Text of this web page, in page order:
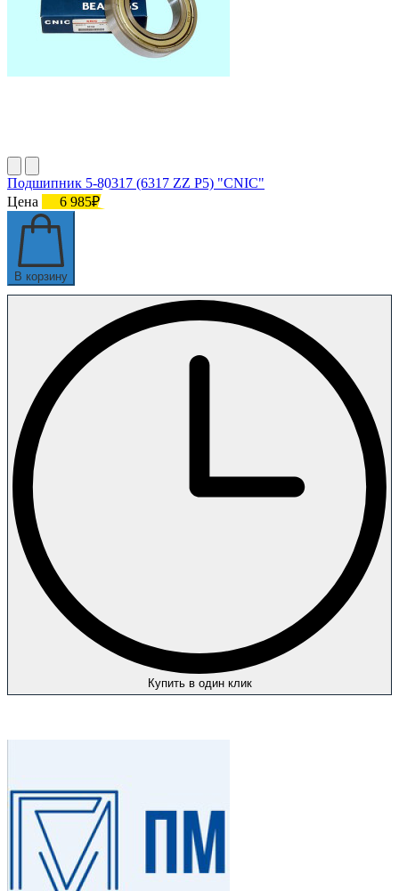
Подшипник 5-80317 (6317 ZZ P5) "CNIC"
Цена
6 985₽
В корзину
Купить в один клик